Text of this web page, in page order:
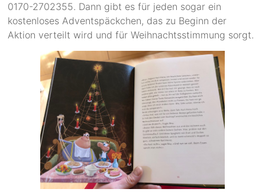
0170-2702355. Dann gibt es für jeden sogar ein
kostenloses Adventspäckchen, das zu Beginn der
Aktion verteilt wird und für Weihnachtsstimmung sorgt.